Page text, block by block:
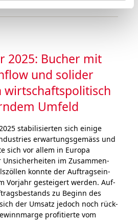
2025: Bucher mit
und solider
wirtschafts­politisch
Umfeld
sta­bi­li­sier­ten sich einige
erwar­tungs­gemäss und
sich vor allem in Euro­pa
Unsi­cher­hei­ten im Zusam­men­
konnte der Auf­trags­ein­
Vor­jahr gestei­gert wer­den. Auf­
zu Beginn des
der Umsatz jedoch noch rück­
pro­fitierte vom